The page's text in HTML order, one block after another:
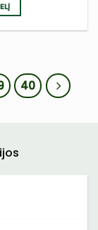
40